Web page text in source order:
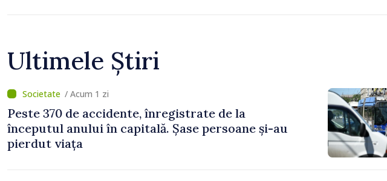
Ultimele Știri
/ Acum 1 zi
Peste 370 de accidente, înregistrate de la
începutul anului în capitală. Șase persoane și-au
pierdut viața